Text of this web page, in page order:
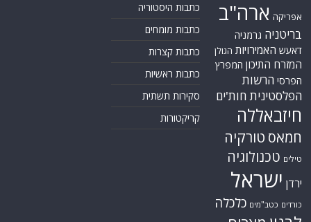
אפריקה ארה"ב
בריטניה גרמניה
דאעש האמירויות הגולן
המזרח התיכון המפרץ
הפרסי הרשות
הפלסטינית חות'ים
חיזבאללה
חמאס טורקיה
טילים טכנולוגיה
ירדן ישראל
כורדים כטב"מים כלכלה
כתבות היסטוריה
כתבות מומחים
כתבות קצרות
כתבות ראשיות
סקירות תשתית
קריקטורות